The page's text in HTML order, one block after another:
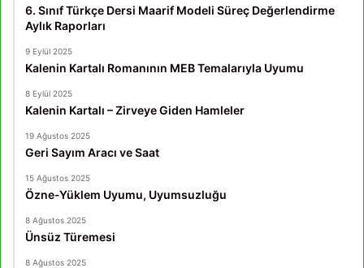
6. Sınıf Türkçe Dersi Maarif Modeli Süreç Değerlendirme
Aylık Raporları
9 Eylül 2025
Kalenin Kartalı Romanının MEB Temalarıyla Uyumu
8 Eylül 2025
Kalenin Kartalı – Zirveye Giden Hamleler
19 Ağustos 2025
Geri Sayım Aracı ve Saat
15 Ağustos 2025
Özne-Yüklem Uyumu, Uyumsuzluğu
8 Ağustos 2025
Ünsüz Türemesi
8 Ağustos 2025